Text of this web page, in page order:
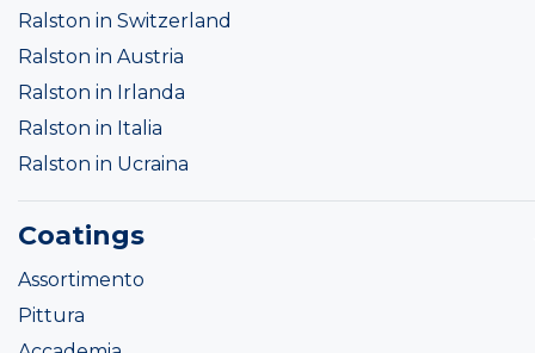
Ralston in Switzerland
Ralston in Austria
Ralston in Irlanda
Ralston in Italia
Ralston in Ucraina
Coatings
Assortimento
Pittura